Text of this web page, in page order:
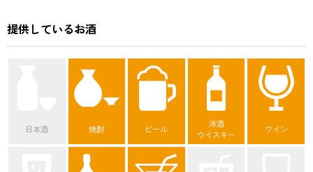
提供しているお酒
日本酒 焼酎 ビール
洋酒
ウイスキー
ワイン